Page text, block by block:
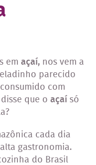
em açaí, nos vem a
parecido
com
que o açaí só
cada dia
gastronomia.
do Brasil